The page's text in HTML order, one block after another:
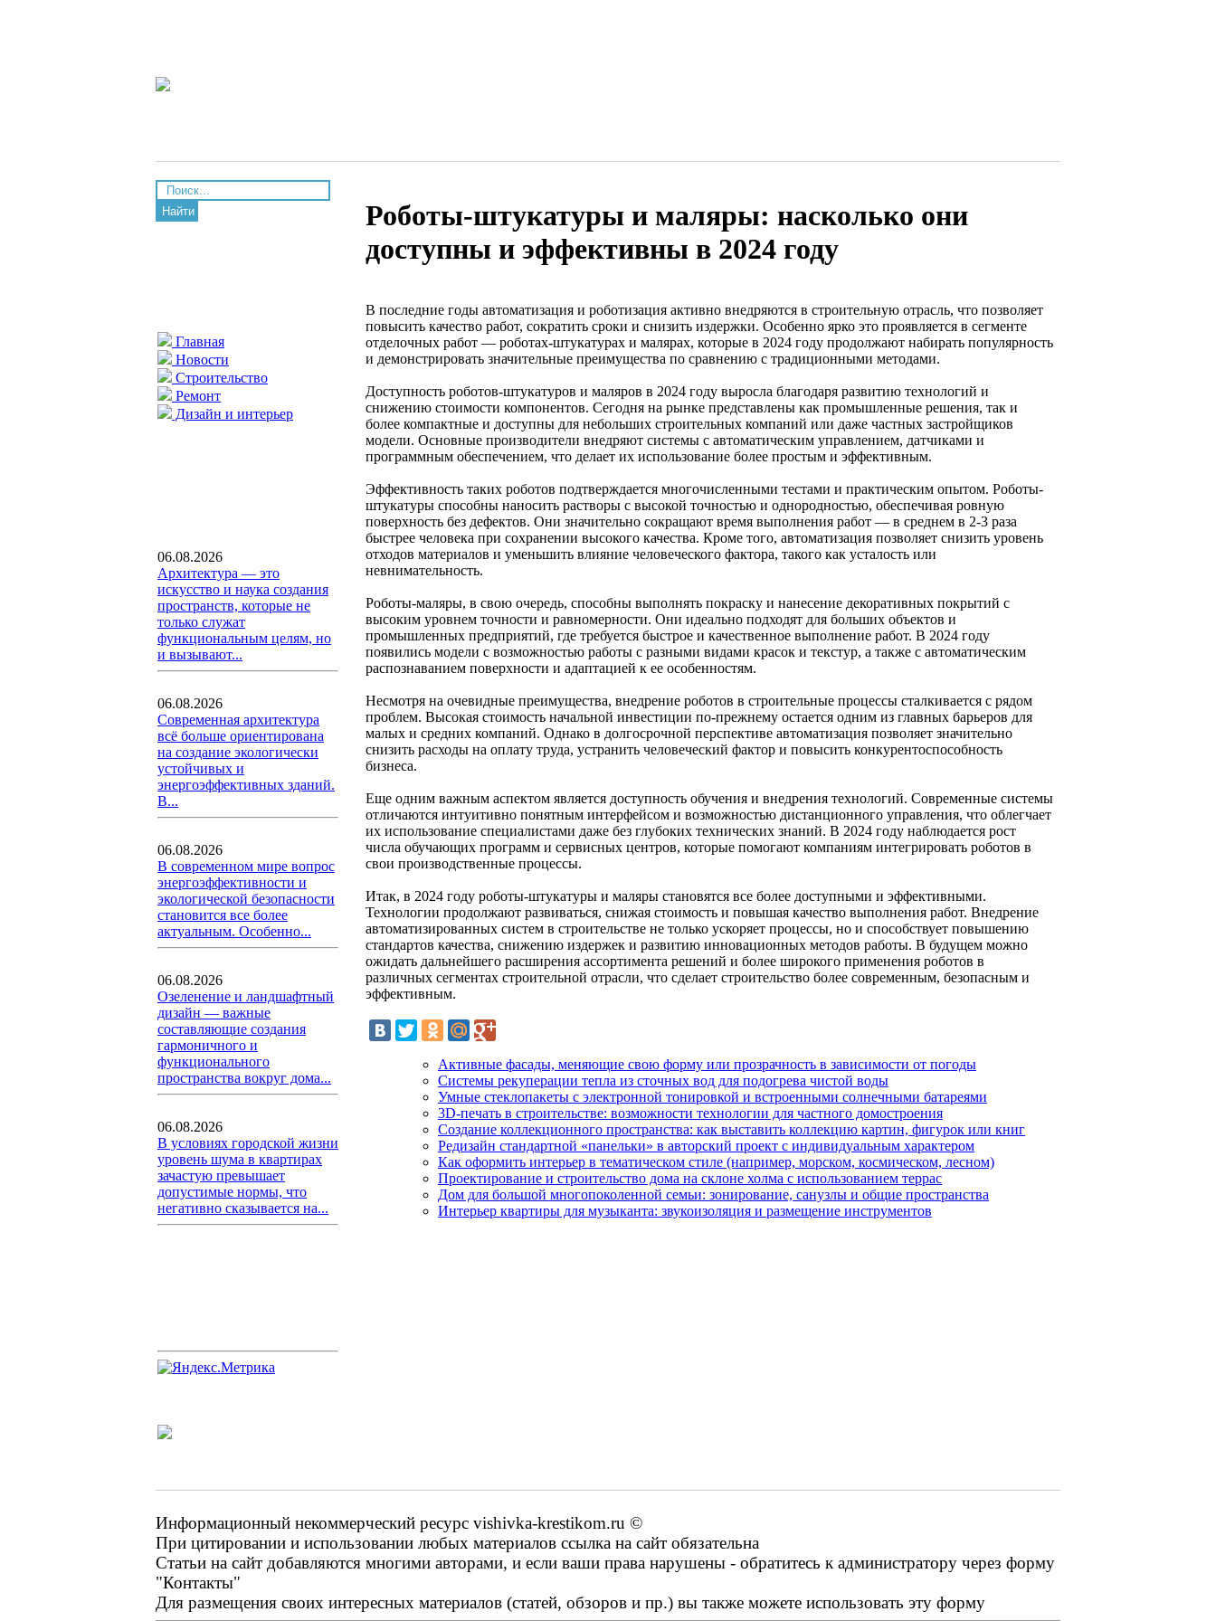
Найти
Главная
Новости
Строительство
Ремонт
Дизайн и интерьер
06.08.2026
Архитектура — это
искусство и наука создания
пространств, которые не
только служат
функциональным целям, но
и вызывают...
06.08.2026
Современная архитектура
всё больше ориентирована
на создание экологически
устойчивых и
энергоэффективных зданий.
В...
06.08.2026
В современном мире вопрос
энергоэффективности и
экологической безопасности
становится все более
актуальным. Особенно...
06.08.2026
Озеленение и ландшафтный
дизайн — важные
составляющие создания
гармоничного и
функционального
пространства вокруг дома...
06.08.2026
В условиях городской жизни
уровень шума в квартирах
зачастую превышает
допустимые нормы, что
негативно сказывается на...
Роботы-штукатуры и маляры: насколько они
доступны и эффективны в 2024 году
В последние годы автоматизация и роботизация активно внедряются в строительную отрасль, что позволяет
повысить качество работ, сократить сроки и снизить издержки. Особенно ярко это проявляется в сегменте
отделочных работ — роботах-штукатурах и малярах, которые в 2024 году продолжают набирать популярность
и демонстрировать значительные преимущества по сравнению с традиционными методами.
Доступность роботов-штукатуров и маляров в 2024 году выросла благодаря развитию технологий и
снижению стоимости компонентов. Сегодня на рынке представлены как промышленные решения, так и
более компактные и доступны для небольших строительных компаний или даже частных застройщиков
модели. Основные производители внедряют системы с автоматическим управлением, датчиками и
программным обеспечением, что делает их использование более простым и эффективным.
Эффективность таких роботов подтверждается многочисленными тестами и практическим опытом. Роботы-
штукатуры способны наносить растворы с высокой точностью и однородностью, обеспечивая ровную
поверхность без дефектов. Они значительно сокращают время выполнения работ — в среднем в 2-3 раза
быстрее человека при сохранении высокого качества. Кроме того, автоматизация позволяет снизить уровень
отходов материалов и уменьшить влияние человеческого фактора, такого как усталость или
невнимательность.
Роботы-маляры, в свою очередь, способны выполнять покраску и нанесение декоративных покрытий с
высоким уровнем точности и равномерности. Они идеально подходят для больших объектов и
промышленных предприятий, где требуется быстрое и качественное выполнение работ. В 2024 году
появились модели с возможностью работы с разными видами красок и текстур, а также с автоматическим
распознаванием поверхности и адаптацией к ее особенностям.
Несмотря на очевидные преимущества, внедрение роботов в строительные процессы сталкивается с рядом
проблем. Высокая стоимость начальной инвестиции по-прежнему остается одним из главных барьеров для
малых и средних компаний. Однако в долгосрочной перспективе автоматизация позволяет значительно
снизить расходы на оплату труда, устранить человеческий фактор и повысить конкурентоспособность
бизнеса.
Еще одним важным аспектом является доступность обучения и внедрения технологий. Современные системы
отличаются интуитивно понятным интерфейсом и возможностью дистанционного управления, что облегчает
их использование специалистами даже без глубоких технических знаний. В 2024 году наблюдается рост
числа обучающих программ и сервисных центров, которые помогают компаниям интегрировать роботов в
свои производственные процессы.
Итак, в 2024 году роботы-штукатуры и маляры становятся все более доступными и эффективными.
Технологии продолжают развиваться, снижая стоимость и повышая качество выполнения работ. Внедрение
автоматизированных систем в строительстве не только ускоряет процессы, но и способствует повышению
стандартов качества, снижению издержек и развитию инновационных методов работы. В будущем можно
ожидать дальнейшего расширения ассортимента решений и более широкого применения роботов в
различных сегментах строительной отрасли, что сделает строительство более современным, безопасным и
эффективным.
Активные фасады, меняющие свою форму или прозрачность в зависимости от погоды
Системы рекуперации тепла из сточных вод для подогрева чистой воды
Умные стеклопакеты с электронной тонировкой и встроенными солнечными батареями
3D-печать в строительстве: возможности технологии для частного домостроения
Создание коллекционного пространства: как выставить коллекцию картин, фигурок или книг
Редизайн стандартной «панельки» в авторский проект с индивидуальным характером
Как оформить интерьер в тематическом стиле (например, морском, космическом, лесном)
Проектирование и строительство дома на склоне холма с использованием террас
Дом для большой многопоколенной семьи: зонирование, санузлы и общие пространства
Интерьер квартиры для музыканта: звукоизоляция и размещение инструментов
Информационный некоммерческий ресурс vishivka-krestikom.ru ©
При цитировании и использовании любых материалов ссылка на сайт обязательна
Статьи на сайт добавляются многими авторами, и если ваши права нарушены - обратитесь к администратору через форму
"Контакты"
Для размещения своих интересных материалов (статей, обзоров и пр.) вы также можете использовать эту форму